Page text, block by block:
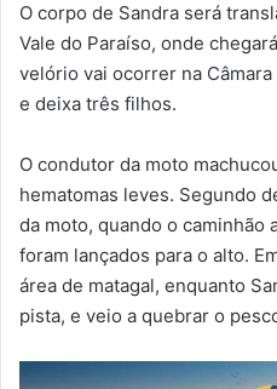
O corpo de Sandra será
Vale do Paraíso, onde
velório vai ocorrer na
e deixa três filhos.
O condutor da moto
hematomas leves. Segundo
da moto, quando o caminhão
foram lançados para o alto.
área de matagal, enquanto
pista, e veio a quebrar o